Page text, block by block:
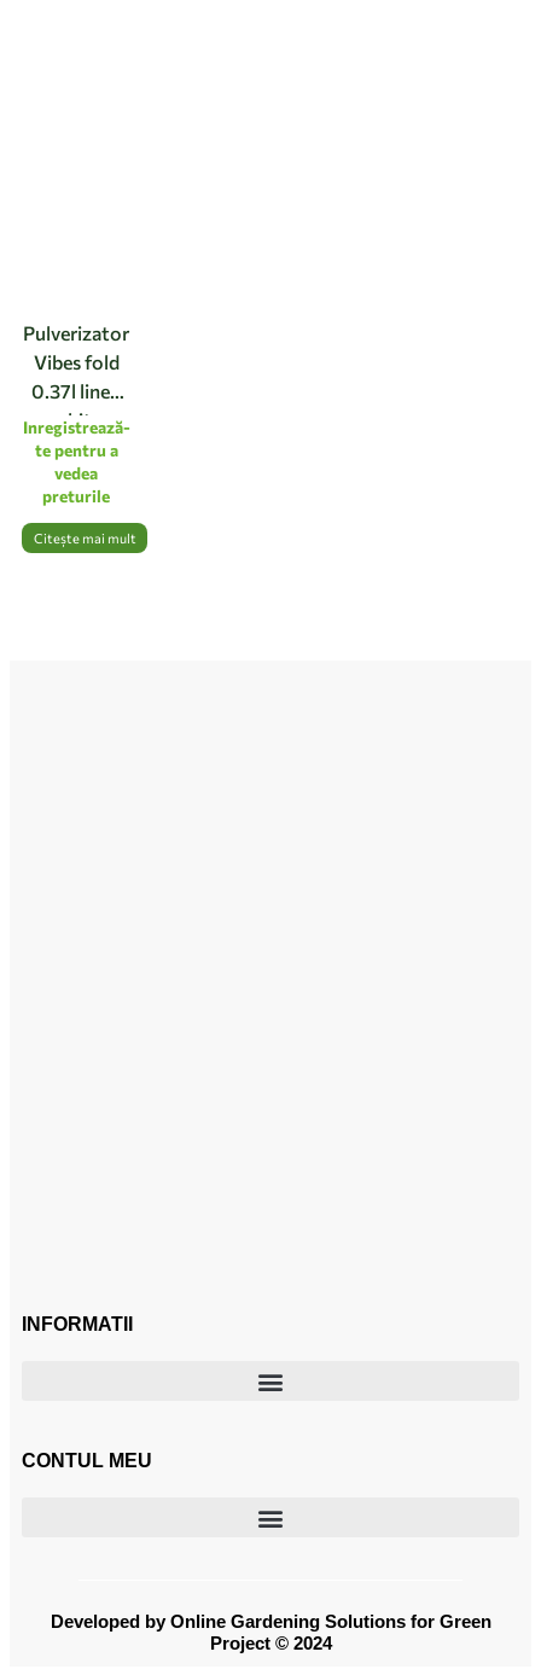
Pulverizator
Vibes fold
0.37l linen
white
Inregistrează-
te pentru a
vedea
preturile
Citește mai mult
INFORMATII
CONTUL MEU
Developed by Online Gardening Solutions for Green
Project © 2024